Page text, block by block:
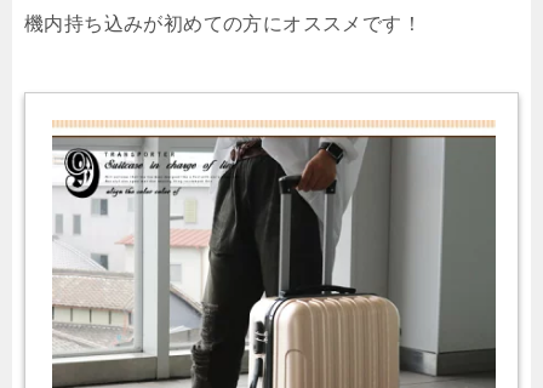
機内持ち込みが初めての方にオススメです！